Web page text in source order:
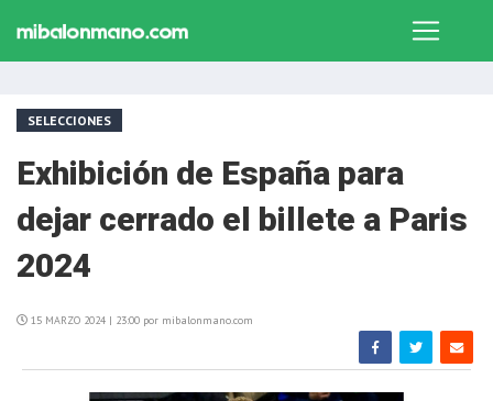
SELECCIONES
Exhibición de España para
dejar cerrado el billete a Paris
2024
15 MARZO 2024 | 23:00 por mibalonmano.com